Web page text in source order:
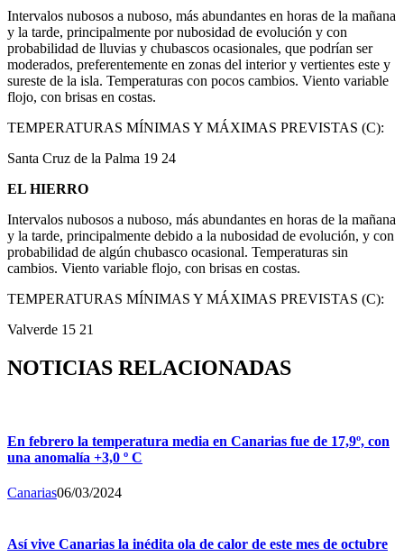
Intervalos nubosos a nuboso, más abundantes en horas de la mañana
y la tarde, principalmente por nubosidad de evolución y con
probabilidad de lluvias y chubascos ocasionales, que podrían ser
moderados, preferentemente en zonas del interior y vertientes este y
sureste de la isla. Temperaturas con pocos cambios. Viento variable
flojo, con brisas en costas.
TEMPERATURAS MÍNIMAS Y MÁXIMAS PREVISTAS (C):
Santa Cruz de la Palma 19 24
EL HIERRO
Intervalos nubosos a nuboso, más abundantes en horas de la mañana
y la tarde, principalmente debido a la nubosidad de evolución, y con
probabilidad de algún chubasco ocasional. Temperaturas sin
cambios. Viento variable flojo, con brisas en costas.
TEMPERATURAS MÍNIMAS Y MÁXIMAS PREVISTAS (C):
Valverde 15 21
NOTICIAS RELACIONADAS
En febrero la temperatura media en Canarias fue de 17,9º, con
una anomalía +3,0 º C
Canarias06/03/2024
Así vive Canarias la inédita ola de calor de este mes de octubre